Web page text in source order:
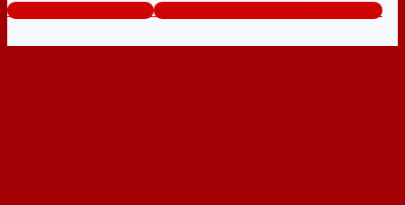
www.cuanhuagiago.com Tổng đài tư vấn miễn phí: 0824.400.400